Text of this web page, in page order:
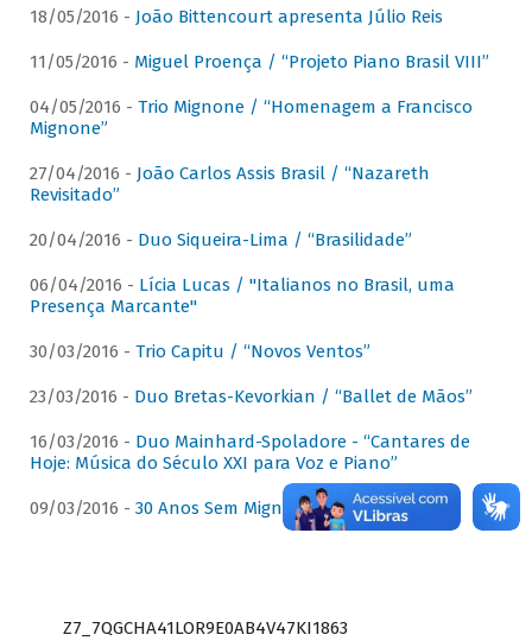
18/05/2016 - João Bittencourt apresenta Júlio Reis
11/05/2016 - Miguel Proença / “Projeto Piano Brasil VIII”
04/05/2016 - Trio Mignone / “Homenagem a Francisco
Mignone”
27/04/2016 - João Carlos Assis Brasil / “Nazareth
Revisitado”
20/04/2016 - Duo Siqueira-Lima / “Brasilidade”
06/04/2016 - Lícia Lucas / "Italianos no Brasil, uma
Presença Marcante"
30/03/2016 - Trio Capitu / “Novos Ventos”
23/03/2016 - Duo Bretas-Kevorkian / “Ballet de Mãos”
16/03/2016 - Duo Mainhard-Spoladore - “Cantares de
Hoje: Música do Século XXI para Voz e Piano”
09/03/2016 - 30 Anos Sem Mignone
Z7_7QGCHA41LOR9E0AB4V47KI1863